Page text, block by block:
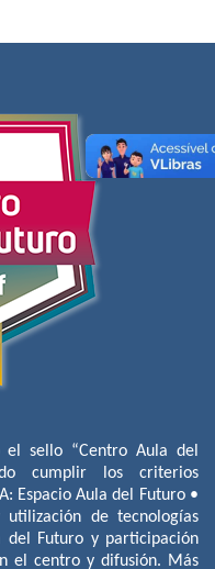
el sello “Centro Aula del
cumplir los criterios
Espacio Aula del Futuro •
de tecnologías
Futuro y participación
el centro y difusión. Más